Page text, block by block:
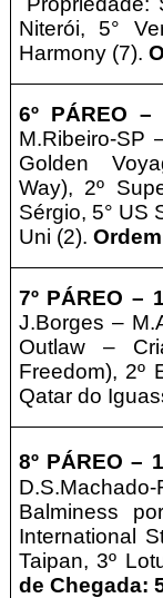
Niterói, 5°
Harmony (7).
6º PÁREO –
M.Ribeiro-SP
Golden
Way), 2º
Sérgio, 5° US
Uni (2).
7º PÁREO –
J.Borges –
Outlaw –
Freedom), 2º
Qatar do
8º PÁREO –
Balminess
International
Taipan, 3º
de Chegada: